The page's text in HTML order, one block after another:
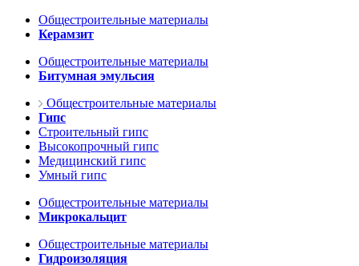
Общестроительные материалы
Керамзит
Общестроительные материалы
Битумная эмульсия
Общестроительные материалы
Гипс
Строительный гипс
Высокопрочный гипс
Медицинский гипс
Умный гипс
Общестроительные материалы
Микрокальцит
Общестроительные материалы
Гидроизоляция